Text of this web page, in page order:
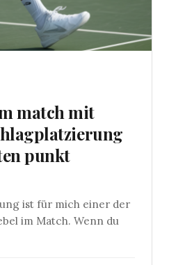
match mit
punkt
ist für mich einer der
im Match. Wenn du